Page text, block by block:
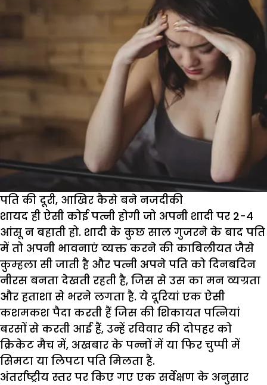
टॉप
10
डेटिंग
टिप्स
हिंदी
पति की दूरी, आखिर कैसे बने नजदीकी
शायद ही ऐसी कोई पत्नी होगी जो अपनी शादी पर 2-4
आंसू न बहाती हो. शादी के कुछ साल गुजरने के बाद पति
में तो अपनी भावनाएं व्यक्त करने की काबिलीयत जैसे
कुम्हला सी जाती है और पत्नी अपने पति को दिनबदिन
नीरस बनता देखती रहती है, जिस से उस का मन व्यग्रता
और हताशा से भरने लगता है. ये दूरियां एक ऐसी
कशमकश पैदा करती हैं जिस की शिकायत पत्नियां
बरसों से करती आई हैं, उन्हें रविवार की दोपहर को
क्रिकेट मैच में, अखबार के पन्नों में या फिर चुप्पी में
सिमटा या लिपटा पति मिलता है.
अंतर्राष्ट्रीय स्तर पर किए गए एक सर्वेक्षण के अनुसार